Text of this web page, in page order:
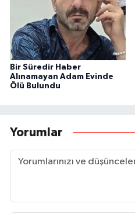
Bir Süredir Haber
Alınamayan Adam Evinde
Ölü Bulundu
Yorumlar